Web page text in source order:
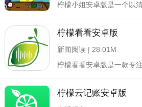
柠檬看看安卓版
新闻阅读 | 28.01M
柠檬云记账安卓版